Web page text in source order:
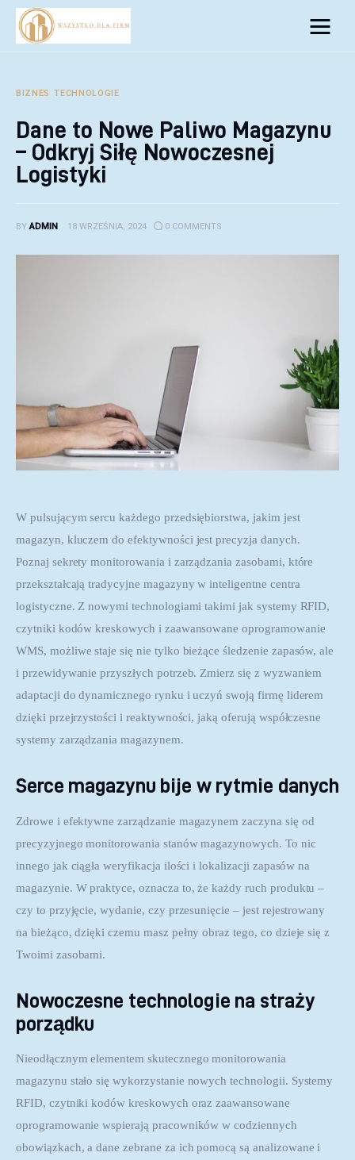
Biznes
Inwestycje
Rozwój
Technologie
Porady
BIZNES TECHNOLOGIE
Dane to Nowe Paliwo Magazynu
– Odkryj Siłę Nowoczesnej
Logistyki
BY ADMIN 18 WRZEŚNIA, 2024 0 COMMENTS
W pulsującym sercu każdego przedsiębiorstwa, jakim jest
magazyn, kluczem do efektywności jest precyzja danych.
Poznaj sekrety monitorowania i zarządzania zasobami, które
przekształcają tradycyjne magazyny w inteligentne centra
logistyczne. Z nowymi technologiami takimi jak systemy RFID,
czytniki kodów kreskowych i zaawansowane oprogramowanie
WMS, możliwe staje się nie tylko bieżące śledzenie zapasów, ale
i przewidywanie przyszłych potrzeb. Zmierz się z wyzwaniem
adaptacji do dynamicznego rynku i uczyń swoją firmę liderem
dzięki przejrzystości i reaktywności, jaką oferują współczesne
systemy zarządzania magazynem.
Serce magazynu bije w rytmie danych
Zdrowe i efektywne zarządzanie magazynem zaczyna się od
precyzyjnego monitorowania stanów magazynowych. To nic
innego jak ciągła weryfikacja ilości i lokalizacji zapasów na
magazynie. W praktyce, oznacza to, że każdy ruch produktu –
czy to przyjęcie, wydanie, czy przesunięcie – jest rejestrowany
na bieżąco, dzięki czemu masz pełny obraz tego, co dzieje się z
Twoimi zasobami.
Nowoczesne technologie na straży
porządku
Nieodłącznym elementem skutecznego monitorowania
magazynu stało się wykorzystanie nowych technologii. Systemy
RFID, czytniki kodów kreskowych oraz zaawansowane
oprogramowanie wspierają pracowników w codziennych
obowiązkach, a dane zebrane za ich pomocą są analizowane i